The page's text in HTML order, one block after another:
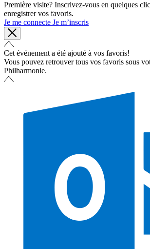
Première visite? Inscrivez-vous en quelques
enregistrer vos favoris.
Je me connecte Je m’inscris
Cet événement a été ajouté à vos favoris!
Vous pouvez retrouver tous vos favoris sous
Philharmonie.